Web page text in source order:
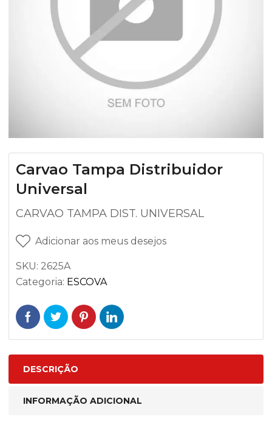
Carvao Tampa Distribuidor
Universal
CARVAO TAMPA DIST. UNIVERSAL
Adicionar aos meus desejos
SKU: 2625A
Categoria: ESCOVA
DESCRIÇÃO
INFORMAÇÃO ADICIONAL